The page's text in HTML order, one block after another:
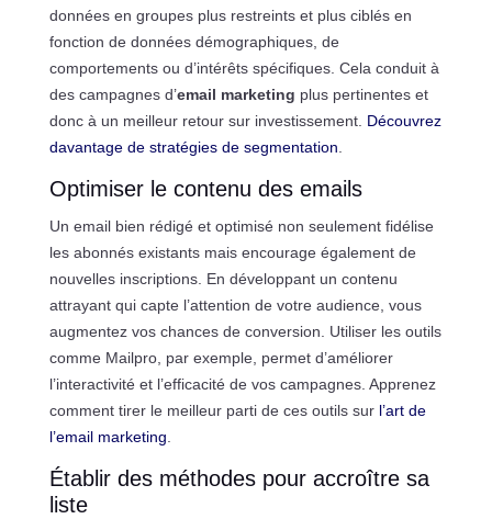
données en groupes plus restreints et plus ciblés en
fonction de données démographiques, de
comportements ou d’intérêts spécifiques. Cela conduit à
des campagnes d’email marketing plus pertinentes et
donc à un meilleur retour sur investissement. Découvrez
davantage de stratégies de segmentation.
Optimiser le contenu des emails
Un email bien rédigé et optimisé non seulement fidélise
les abonnés existants mais encourage également de
nouvelles inscriptions. En développant un contenu
attrayant qui capte l’attention de votre audience, vous
augmentez vos chances de conversion. Utiliser les outils
comme Mailpro, par exemple, permet d’améliorer
l’interactivité et l’efficacité de vos campagnes. Apprenez
comment tirer le meilleur parti de ces outils sur l’art de
l’email marketing.
Établir des méthodes pour accroître sa
liste